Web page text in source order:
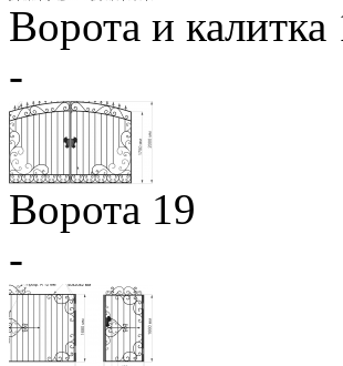
Ворота и калитка
-
Ворота 19
-